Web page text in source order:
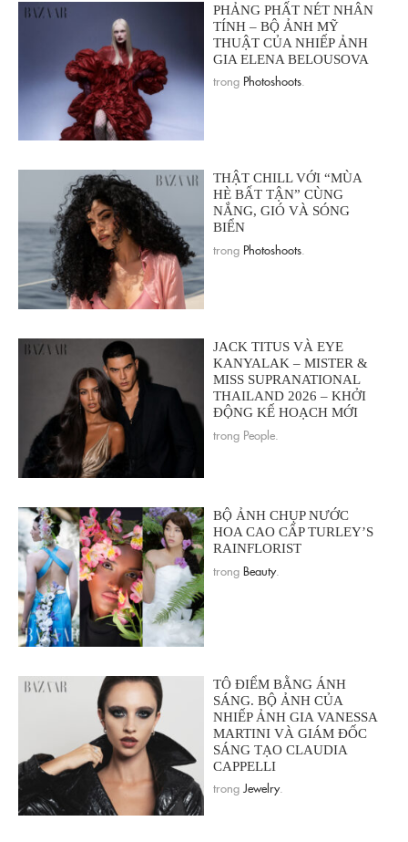
PHẢNG PHẤT NÉT NHÂN
TÍNH – BỘ ẢNH MỸ
THUẬT CỦA NHIẾP ẢNH
GIA ELENA BELOUSOVA
trong Photoshoots
THẬT CHILL VỚI “MÙA
HÈ BẤT TẬN” CÙNG
NẮNG, GIÓ VÀ SÓNG
BIỂN
trong Photoshoots
JACK TITUS VÀ EYE
KANYALAK – MISTER &
MISS SUPRANATIONAL
THAILAND 2026 – KHỞI
ĐỘNG KẾ HOẠCH MỚI
trong People.
BỘ ẢNH CHỤP NƯỚC
HOA CAO CẤP TURLEY’S
RAINFLORIST
trong Beauty.
TÔ ĐIỂM BẰNG ÁNH
SÁNG. BỘ ẢNH CỦA
NHIẾP ẢNH GIA VANESSA
MARTINI VÀ GIÁM ĐỐC
SÁNG TẠO CLAUDIA
CAPPELLI
trong Jewelry.